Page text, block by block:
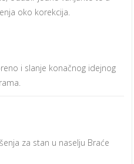
oko korekcija.
i slanje konačnog idejnog
za stan u naselju Braće